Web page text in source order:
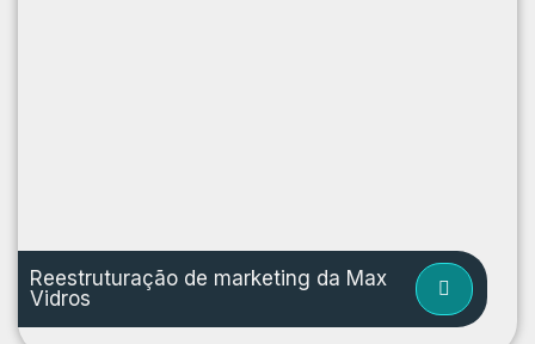
Reestruturação de marketing da Max
Vidros